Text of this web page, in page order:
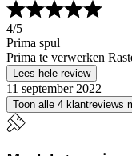
4/5
Prima spul
Prima te verwerken
Lees hele review
11 september 2022
Toon alle 4 klantreviews